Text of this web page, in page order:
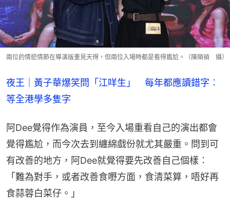
兩位的情慾情節在導演版重見天得，但兩位入場時都是看得尷尬。（陳順禎 攝）
夜王｜黃子華爆笑問「江咩生」　每年都應讀錯字︰
等全港學多隻字
阿Dee覺得作為演員，至今入場重看自己的演出都會
覺得尷尬，而今次去到纏綿戲份就尤其嚴重。問到可
有改善的地方，阿Dee就覺得要先改善自己個樣︰
「難為對手，或者改善食嘢方面，食清菜算，唔好再
食蒜蓉白菜仔。」